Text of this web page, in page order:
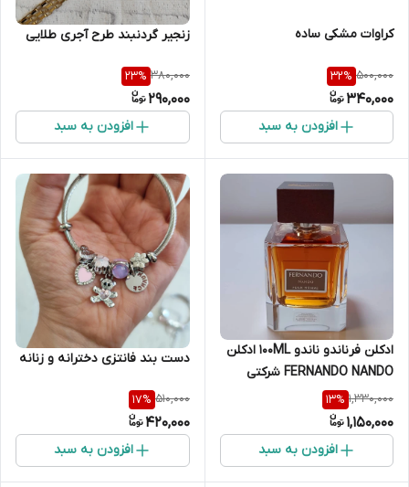
کراوات مشکی ساده
500,000
32%
340,000
افزودن به سبد
زنجیر گردنبند طرح آجری طلایی
380,000
23%
290,000
افزودن به سبد
ادکلن فرناندو ناندو 100ML ادکلن
FERNANDO NANDO شرکتی
1,330,000
13%
1,150,000
افزودن به سبد
دست بند فانتزی دخترانه و زنانه
510,000
17%
420,000
افزودن به سبد